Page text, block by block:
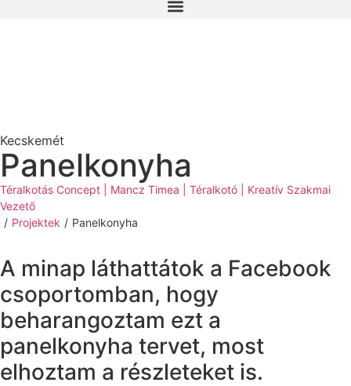
Kecskemét
Panelkonyha
Téralkotás Concept | Mancz Timea | Téralkotó | Kreatív Szakmai
Vezető
/ Projektek / Panelkonyha
A minap láthattátok a Facebook
csoportomban, hogy
beharangoztam ezt a
panelkonyha tervet, most
elhoztam a részleteket is.